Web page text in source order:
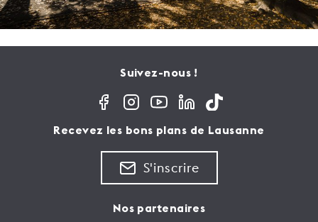
Suivez-nous !
Recevez les bons plans de Lausanne
S'inscrire
Nos partenaires